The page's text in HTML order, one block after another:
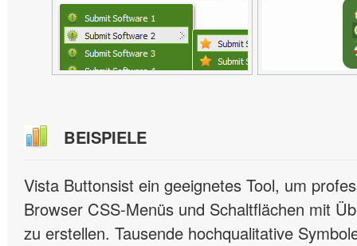
BEISPIELE
Vista Buttonsist ein geeignetes Tool, um
Browser CSS-Menüs und Schaltflächen mit
zu erstellen. Tausende hochqualitative